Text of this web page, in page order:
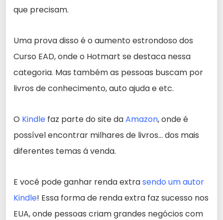
que precisam.
Uma prova disso é o aumento estrondoso dos
Curso EAD, onde o Hotmart se destaca nessa
categoria. Mas também as pessoas buscam por
livros de conhecimento, auto ajuda e etc.
O Kindle faz parte do site daAmazon, onde é
possível encontrar milhares de livros… dos mais
diferentes temas á venda.
E você pode ganhar renda extrasendo um autor
Kindle! Essa forma de renda extra faz sucesso nos
EUA, onde pessoas criam grandes negócios com